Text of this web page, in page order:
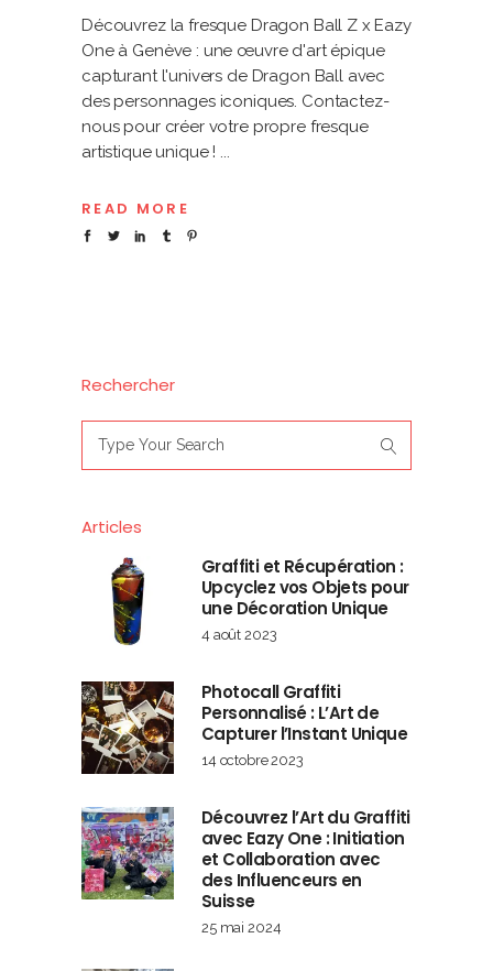
Découvrez la fresque Dragon Ball Z x Eazy
One à Genève : une œuvre d'art épique
capturant l'univers de Dragon Ball avec
des personnages iconiques. Contactez-
nous pour créer votre propre fresque
artistique unique !
READ MORE
Rechercher
for:
Articles
Graffiti et Récupération :
Upcyclez vos Objets pour
une Décoration Unique
4 août 2023
Photocall Graffiti
Personnalisé : L’Art de
Capturer l’Instant Unique
14 octobre 2023
Découvrez l’Art du Graffiti
avec Eazy One : Initiation
et Collaboration avec
des Influenceurs en
Suisse
25 mai 2024